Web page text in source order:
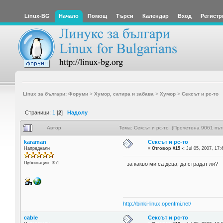
Linux-BG Начало Помощ Търси Календар Вход
Linux за българи: Форуми> Хумор, сатира и забава > Хумор> Сексът и pc-то
Страници: 1 [2] Надолу
Автор Тема: Сексът и pc-то (Прочетена 9061
karaman
Напреднали
Публикации: 351
Сексът и pc-то
«Отговор #15 -: Jul 05, 2007,
за какво ми са деца, да страдат ли?
http://binki-linux.openfmi.net/
cable Сексът и pc-то